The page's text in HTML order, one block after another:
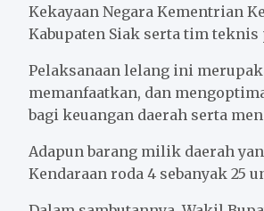
Kekayaan Negara Kementrian
Kabupaten Siak serta tim teknis
Pelaksanaan lelang ini
memanfaatkan, dan
bagi keuangan daerah serta
Adapun barang milik daerah
Kendaraan roda 4 sebanyak 25